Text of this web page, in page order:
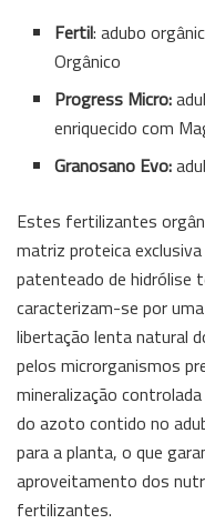
Fertil: adubo
Orgânico
Progress Micro:
enriquecido com
Granosano Evo:
Estes fertilizantes
matriz proteica
patenteado de hidrólise
caracterizam-se por
libertação lenta natural
pelos microrganismos
mineralização
do azoto contido no
para a planta, o que
aproveitamento dos
fertilizantes.